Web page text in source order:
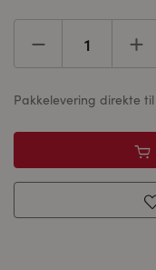
Pakkelevering direkte